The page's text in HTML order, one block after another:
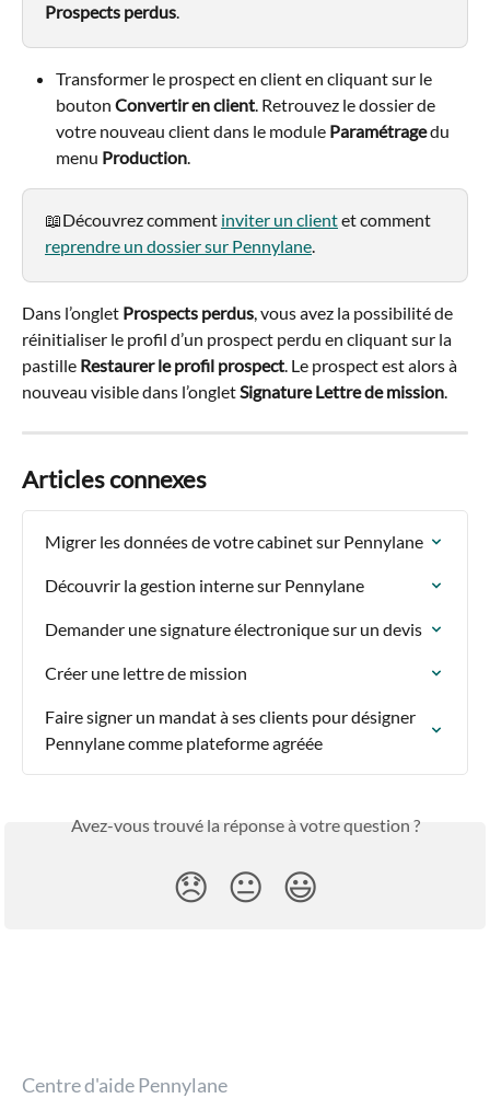
Prospects perdus.
Transformer le prospect en client en cliquant sur le
bouton Convertir en client. Retrouvez le dossier de
votre nouveau client dans le module Paramétrage du
menu Production.
📖Découvrez comment inviter un client et comment
reprendre un dossier sur Pennylane.
Dans l’onglet Prospects perdus, vous avez la possibilité de
réinitialiser le profil d’un prospect perdu en cliquant sur la
pastille Restaurer le profil prospect. Le prospect est alors à
nouveau visible dans l’onglet Signature Lettre de mission.
Articles connexes
Migrer les données de votre cabinet sur Pennylane
Découvrir la gestion interne sur Pennylane
Demander une signature électronique sur un devis
Créer une lettre de mission
Faire signer un mandat à ses clients pour désigner
Pennylane comme plateforme agréée
Avez-vous trouvé la réponse à votre question ?
😞 😐 😃
Centre d'aide Pennylane